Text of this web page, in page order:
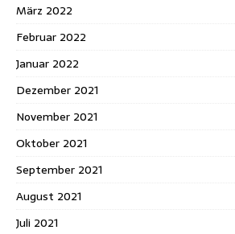
März 2022
Februar 2022
Januar 2022
Dezember 2021
November 2021
Oktober 2021
September 2021
August 2021
Juli 2021